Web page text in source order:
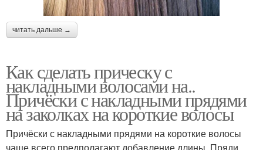
читать дальше →
Как сделать прическу с
накладными волосами на..
Причёски с накладными прядями
на заколках на короткие волосы
Причёски с накладными прядями на короткие волосы